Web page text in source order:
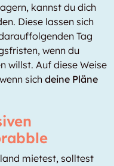
kannst du dich
Diese lassen sich
Tag
wenn du
willst. Auf diese Weise
sich deine Pläne
mietest, solltest